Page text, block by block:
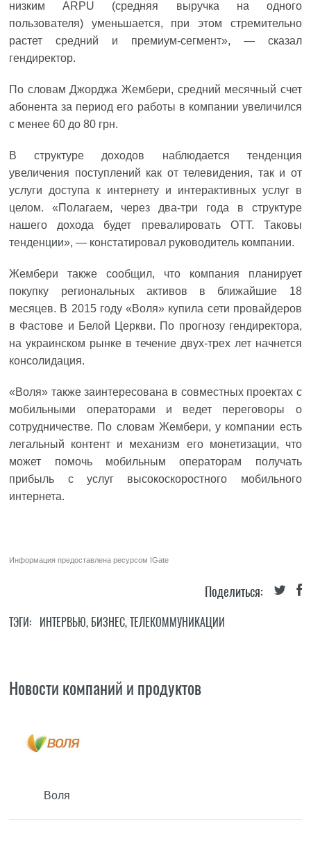
низким ARPU (средняя выручка на одного
пользователя) уменьшается, при этом стремительно
растет средний и премиум-сегмент», — сказал
гендиректор.
По словам Джорджа Жембери, средний месячный счет
абонента за период его работы в компании увеличился
с менее 60 до 80 грн.
В структуре доходов наблюдается тенденция
увеличения поступлений как от телевидения, так и от
услуги доступа к интернету и интерактивных услуг в
целом. «Полагаем, через два-три года в структуре
нашего дохода будет превалировать ОТТ. Таковы
тенденции», — констатировал руководитель компании.
Жембери также сообщил, что компания планирует
покупку региональных активов в ближайшие 18
месяцев. В 2015 году «Воля» купила сети провайдеров
в Фастове и Белой Церкви. По прогнозу гендиректора,
на украинском рынке в течение двух-трех лет начнется
консолидация.
«Воля» также заинтересована в совместных проектах с
мобильными операторами и ведет переговоры о
сотрудничестве. По словам Жембери, у компании есть
легальный контент и механизм его монетизации, что
может помочь мобильным операторам получать
прибыль с услуг высокоскоростного мобильного
интернета.
Информация предоставлена ресурсом IGate
Поделиться:
ТЭГИ: ИНТЕРВЬЮ, БИЗНЕС,ТЕЛЕКОММУНИКАЦИИ
Новости компаний и продуктов
Воля